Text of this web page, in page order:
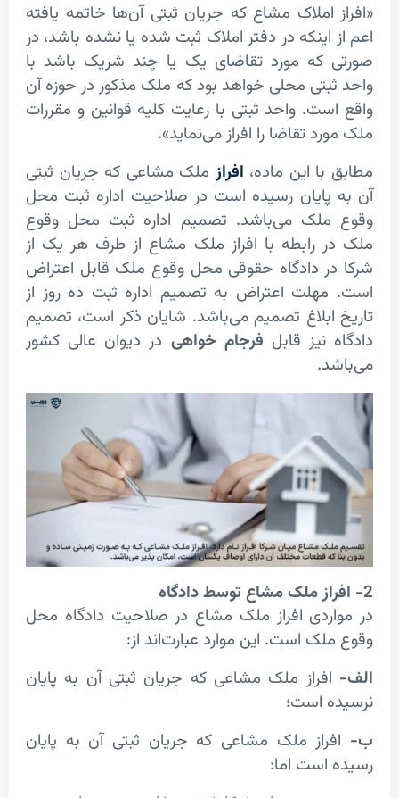
املاک مشاع که جریان ثبتی آن‌ها خاتمه یافته
در دفتر املاک ثبت شده یا نشده باشد، در
که مورد تقاضای یک یا ‌چند شریک باشد با
محلی خواهد بود که ملک مذکور در حوزه آن
واحد ثبتی با رعایت کلیه قوانین و مقررات
تقاضا‌ را افراز می‌نماید».
این ماده، افراز ملک مشاعی که جریان ثبتی
رسیده است در صلاحیت اداره ثبت محل
می‌باشد. تصمیم اداره ثبت محل وقوع
رابطه با افراز ملک مشاع از طرف هر یک از
دادگاه حقوقی محل وقوع ملک قابل اعتراض
اعتراض به تصمیم اداره ثبت ده روز از
تصمیم می‌باشد. شایان ذکر است، تصمیم
نیز قابل فرجام خواهیدر دیوان عالی کشور
افراز ملک مشاع در صلاحیت دادگاه محل
است. این موارد عبارت‌اند از:
ملک مشاعی که جریان ثبتی آن به پایان
است؛
ملک مشاعی که جریان ثبتی آن به پایان
اما: